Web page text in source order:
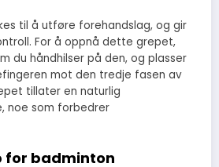
til å utføre forehandslag, og gir
For å oppnå dette grepet,
du håndhilser på den, og plasser
mot den tredje fasen av
tillater en naturlig
noe som forbedrer
for badminton